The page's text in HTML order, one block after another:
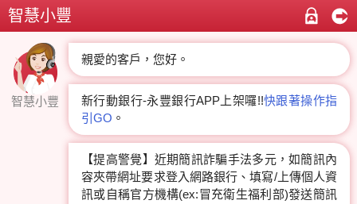
智慧小豐
智慧小豐
親愛的客戶，您好。
新行動銀行-永豐銀行APP上架囉!!快跟著操作指
引GO 。
【提高警覺】近期簡訊詐騙手法多元，如簡訊內
容夾帶網址要求登入網路銀行、填寫/上傳個人資
訊或自稱官方機構(ex:冒充衛生福利部)發送簡訊